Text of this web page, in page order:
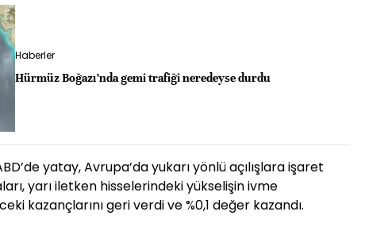
Haberler
Hürmüz Boğazı’nda gemi trafiği neredeyse durdu
yatay, Avrupa’da yukarı yönlü açılışlara işaret
yarı iletken hisselerindeki yükselişin ivme
kazançlarını geri verdi ve %0,1 değer kazandı.